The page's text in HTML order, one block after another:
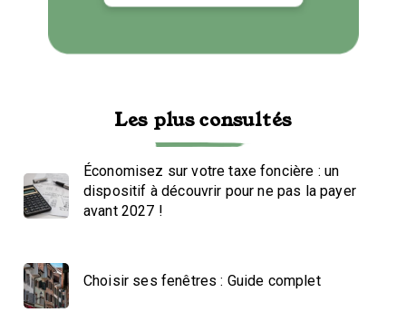
Les plus consultés
Économisez sur votre taxe foncière : un
dispositif à découvrir pour ne pas la payer
avant 2027 !
Choisir ses fenêtres : Guide complet